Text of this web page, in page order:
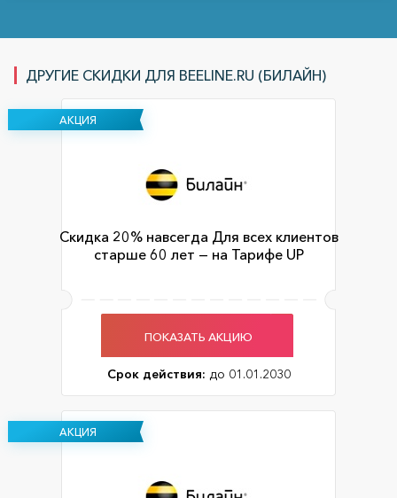
ДРУГИЕ СКИДКИ ДЛЯ BEELINE.RU (БИЛАЙН)
АКЦИЯ
Скидка 20% навсегда Для всех клиентов
старше 60 лет — на Тарифе UP
ПОКАЗАТЬ АКЦИЮ
Срок действия: до 01.01.2030
АКЦИЯ